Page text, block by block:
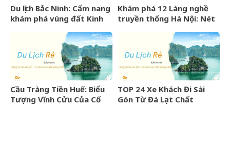
Du lịch Bắc Ninh: Cẩm nang
khám phá vùng đất Kinh
Khám phá 12 Làng nghề
truyền thống Hà Nội: Nét
Cầu Tràng Tiền Huế: Biểu
Tượng Vĩnh Cửu Của Cố
TOP 24 Xe Khách Đi Sài
Gòn Từ Đà Lạt Chất